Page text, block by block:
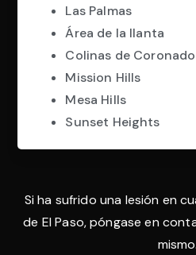
Las Palmas
Área de la llanta
Colinas de Coronado
Mission Hills
Mesa Hills
Sunset Heights
Si ha sufrido una lesión en
de El Paso, póngase en
mismo.